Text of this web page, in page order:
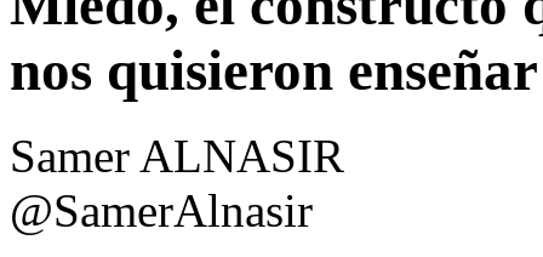
nos quisieron enseñar
Samer ALNASIR
@SamerAlnasir